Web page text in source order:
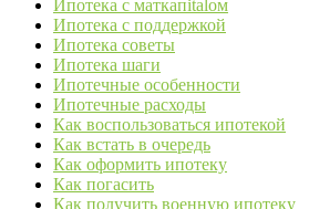
Ипотека с маткапitalом
Ипотека с поддержкой
Ипотека советы
Ипотека шаги
Ипотечные особенности
Ипотечные расходы
Как воспользоваться ипотекой
Как встать в очередь
Как оформить ипотеку
Как погасить
Как получить военную ипотеку